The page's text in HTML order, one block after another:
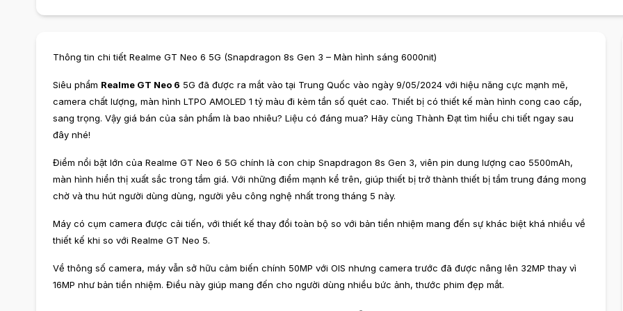
Thông tin chi tiết Realme GT Neo 6 5G (Snapdragon 8s Gen 3 – Màn hình sáng 6000nit)
Siêu phẩm Realme GT Neo 6 5G đã được ra mắt vào tại Trung Quốc vào ngày 9/05/2024 với hiệu năng cực mạnh mẽ,
camera chất lượng, màn hình LTPO AMOLED 1 tỷ màu đi kèm tần số quét cao. Thiết bị có thiết kế màn hình cong cao cấp,
sang trọng. Vậy giá bán của sản phẩm là bao nhiêu? Liệu có đáng mua? Hãy cùng Thành Đạt tìm hiểu chi tiết ngay sau
đây nhé!
Điểm nổi bật lớn của Realme GT Neo 6 5G chính là con chip Snapdragon 8s Gen 3, viên pin dung lượng cao 5500mAh,
màn hình hiển thị xuất sắc trong tầm giá. Với những điểm mạnh kể trên, giúp thiết bị trở thành thiết bị tầm trung đáng mong
chờ và thu hút người dùng dùng, người yêu công nghệ nhất trong tháng 5 này.
Máy có cụm camera được cải tiến, với thiết kế thay đổi toàn bộ so với bản tiền nhiệm mang đến sự khác biệt khá nhiều về
thiết kế khi so với Realme GT Neo 5.
Về thông số camera, máy vẫn sở hữu cảm biến chính 50MP với OIS nhưng camera trước đã được nâng lên 32MP thay vì
16MP như bản tiền nhiệm. Điều này giúp mang đến cho người dùng nhiều bức ảnh, thước phim đẹp mắt.